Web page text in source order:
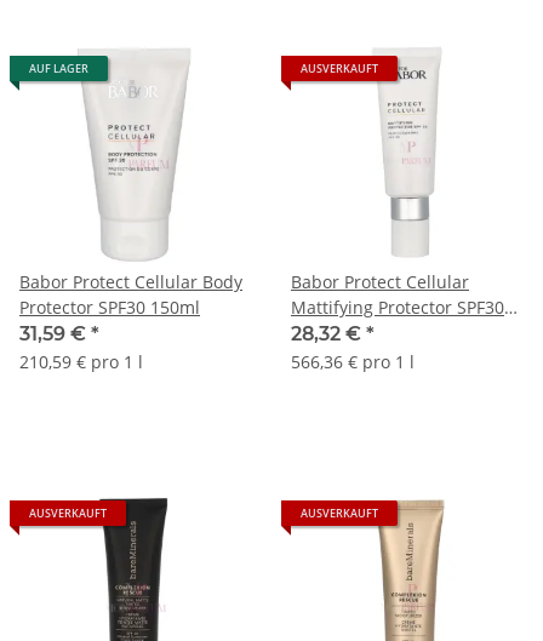
AUF LAGER
Babor Protect Cellular Body
Protector SPF30 150ml
31,59 € *
210,59 € pro 1 l
AUSVERKAUFT
Babor Protect Cellular
Mattifying Protector SPF30
50ml
28,32 € *
566,36 € pro 1 l
AUSVERKAUFT AUSVERKAUFT